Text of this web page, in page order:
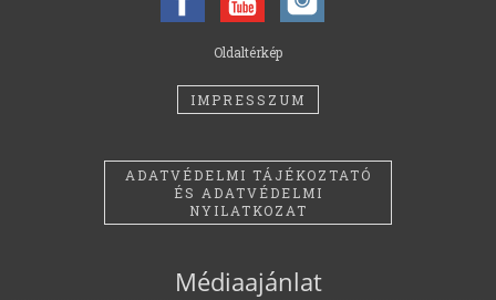
Oldaltérkép
IMPRESSZUM
ADATVÉDELMI TÁJÉKOZTATÓ
ÉS ADATVÉDELMI
NYILATKOZAT
Médiaajánlat